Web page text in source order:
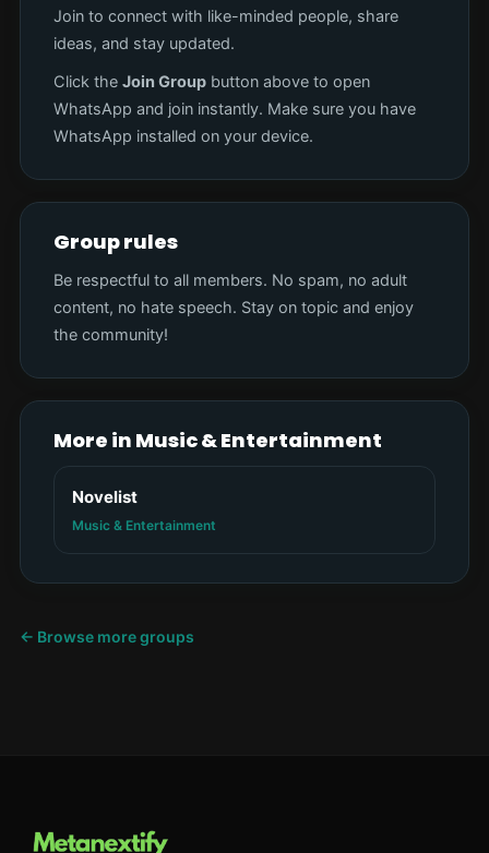
Join to connect with like-minded people, share
ideas, and stay updated.
Click the Join Group button above to open
WhatsApp and join instantly. Make sure you have
WhatsApp installed on your device.
Group rules
Be respectful to all members. No spam, no adult
content, no hate speech. Stay on topic and enjoy
the community!
More in Music & Entertainment
Novelist
Music & Entertainment
← Browse more groups